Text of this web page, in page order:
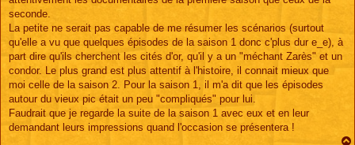
seconde.
La petite ne serait pas capable de me résumer les scénarios (surtout
qu'elle a vu que quelques épisodes de la saison 1 donc c'plus dur e_e), à
part dire qu'ils cherchent les cités d'or, qu'il y a un "méchant Zarès" et un
condor. Le plus grand est plus attentif à l'histoire, il connait mieux que
moi celle de la saison 2. Pour la saison 1, il m'a dit que les épisodes
autour du vieux pic était un peu "compliqués" pour lui.
Faudrait que je regarde la suite de la saison 1 avec eux et en leur
demandant leurs impressions quand l'occasion se présentera !